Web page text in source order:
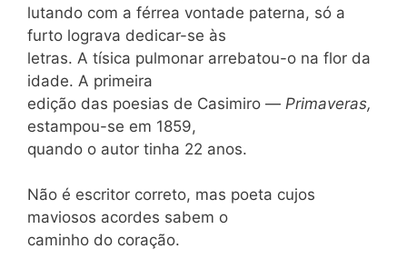
lutando com a férrea vontade paterna, só a
furto lograva dedicar-se às
letras. A tísica pulmonar arrebatou-o na flor da
idade. A primeira
edição das poesias de Casimiro — Primaveras,
estampou-se em 1859,
quando o autor tinha 22 anos.
Não é escritor correto, mas poeta cujos
maviosos acordes sabem o
caminho do coração.